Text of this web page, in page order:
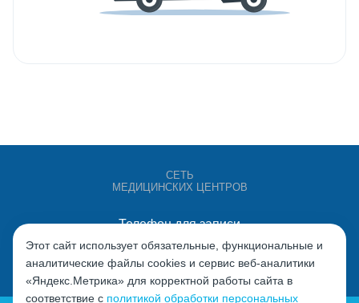
СЕТЬ
МЕДИЦИНСКИХ ЦЕНТРОВ
Телефон для записи
+7 (4932) 528-000
Этот сайт использует обязательные, функциональные и
аналитические файлы cookies и сервис веб-аналитики
«Яндекс.Метрика» для корректной работы сайта в
соответствие с политикой обработки персональных